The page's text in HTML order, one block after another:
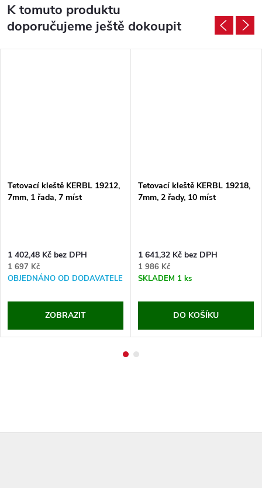
K tomuto produktu
doporučujeme ještě dokoupit
Tetovací kleště KERBL 19212,
7mm, 1 řada, 7 míst
1 402,48 Kč bez DPH
1 697 Kč
OBJEDNÁNO OD DODAVATELE
ZOBRAZIT
Tetovací kleště KERBL 19218,
7mm, 2 řady, 10 míst
1 641,32 Kč bez DPH
1 986 Kč
SKLADEM 1 ks
DO KOŠÍKU